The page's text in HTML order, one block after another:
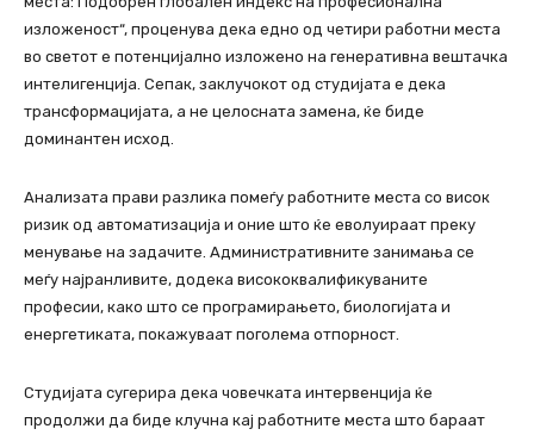
изложеност“, проценува дека едно од четири работни места
во светот е потенцијално изложено на генеративна вештачка
интелигенција. Сепак, заклучокот од студијата е дека
трансформацијата, а не целосната замена, ќе биде
доминантен исход.
Анализата прави разлика помеѓу работните места со висок
ризик од автоматизација и оние што ќе еволуираат преку
менување на задачите. Административните занимања се
меѓу најранливите, додека висококвалификуваните
професии, како што се програмирањето, биологијата и
енергетиката, покажуваат поголема отпорност.
Студијата сугерира дека човечката интервенција ќе
продолжи да биде клучна кај работните места што бараат